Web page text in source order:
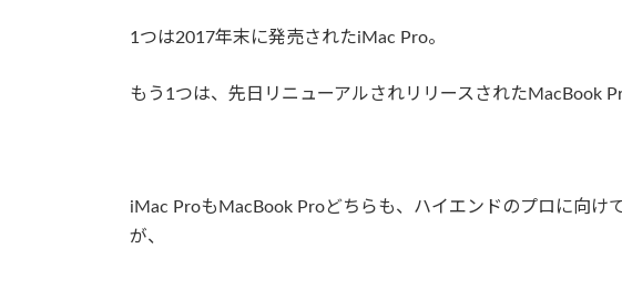
1つは2017年末に発売されたiMac Pro。
もう1つは、先日リニューアルされリリースされたMacBook
iMac ProもMacBook Proどちらも、ハイエンドのプロに向け
が、